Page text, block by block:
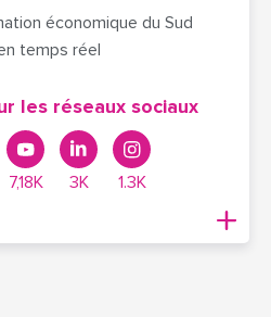
économique du Sud
temps réel
les réseaux sociaux
7,18K 3K 1.3K